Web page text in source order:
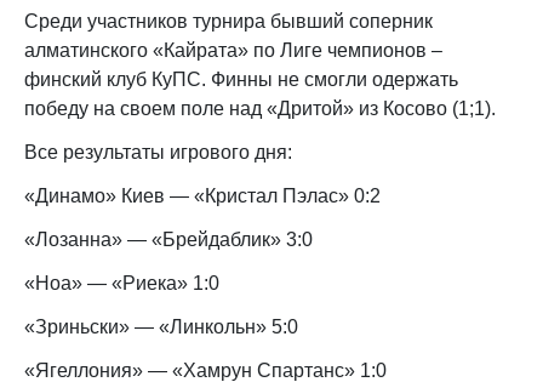
Среди участников турнира бывший соперник
алматинского «Кайрата» по Лиге чемпионов –
финский клуб КуПС. Финны не смогли одержать
победу на своем поле над «Дритой» из Косово (1;1).
Все результаты игрового дня:
«Динамо» Киев — «Кристал Пэлас» 0:2
«Лозанна» — «Брейдаблик» 3:0
«Ноа» — «Риека» 1:0
«Зриньски» — «Линкольн» 5:0
«Ягеллония» — «Хамрун Спартанс» 1:0